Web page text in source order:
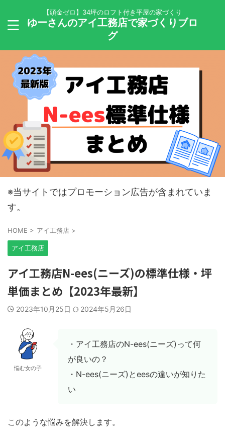
【頭金ゼロ】34坪のロフト付き平屋の家づくり
ゆーさんのアイ工務店で家づくりブロ
グ
※当サイトではプロモーション広告が含まれていま
す。
HOME > アイ工務店 >
アイ工務店
アイ工務店N-ees(ニーズ)の標準仕様・坪
単価まとめ【2023年最新】
2023年10月25日 2024年5月26日
悩む女の子
・アイ工務店のN-ees(ニーズ)って何
が良いの？
・N-ees(ニーズ)とeesの違いが知りた
い
このような悩みを解決します。